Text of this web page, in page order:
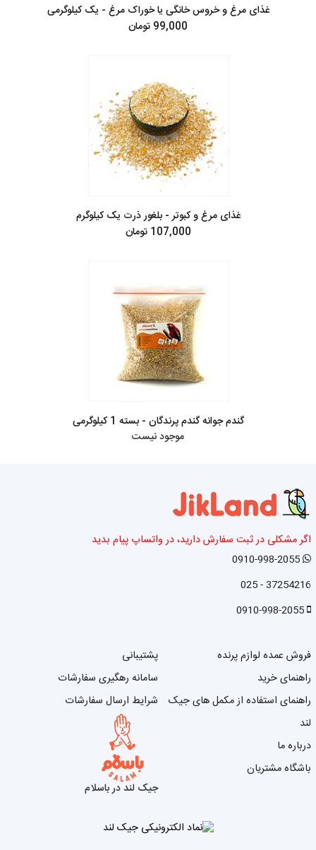
غذای مرغ و خروس خانگی یا خوراک مرغ - یک کیلوگرمی
99,000 تومان
غذای مرغ و کبوتر - بلغور ذرت یک کیلوگرم
107,000 تومان
گندم جوانه گندم پرندگان - بسته 1 کیلوگرمی
موجود نیست
اگر مشکلی در ثبت سفارش دارید، در واتساپ پیام بدید
0910-998-2055
37254216 - 025
0910-998-2055
فروش عمده لوازم پرنده
راهنمای خرید
راهنمای استفاده از مکمل های جیک
لند
درباره ما
باشگاه مشتریان
پشتیبانی
سامانه رهگیری سفارشات
شرایط ارسال سفارشات
جیک لند در باسلام